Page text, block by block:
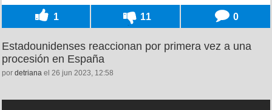
1 11 0
Estadounidenses reaccionan por primera vez a una
procesión en España
por detriana el 26 jun 2023, 12:58